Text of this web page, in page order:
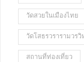
วัดสวยในเมืองไทย
วัดโสธรวรารามวรวิ
สถานที่ท่องเที่ยว